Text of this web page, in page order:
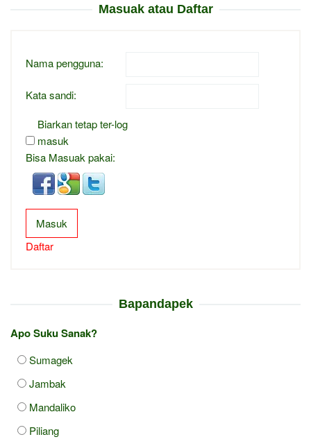
Masuak atau Daftar
Nama pengguna:
Kata sandi:
Biarkan tetap ter-log
masuk
Bisa Masuak pakai:
Masuk
Daftar
Bapandapek
Apo Suku Sanak?
Sumagek
Jambak
Mandaliko
Piliang